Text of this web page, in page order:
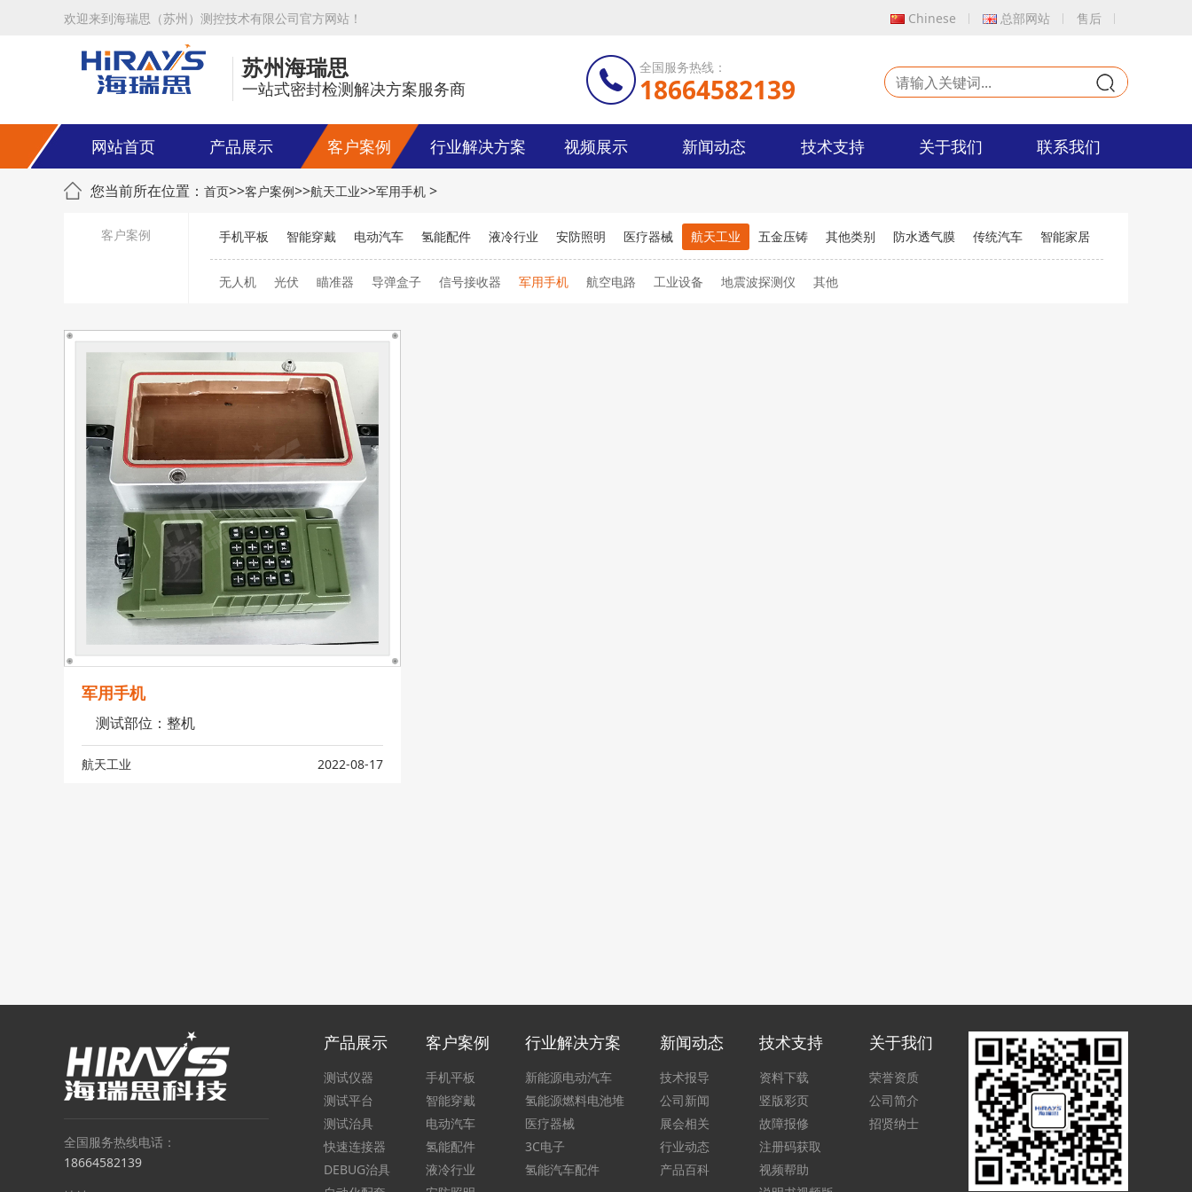
欢迎来到海瑞思（苏州）测控技术有限公司官方网站！ Chinese 总部网站 售后
苏州海瑞思
一站式密封检测解决方案服务商
全国服务热线：
18664582139
网站首页 产品展示 客户案例 行业解决方案 视频展示 新闻动态 技术支持 关于我们 联系我们
您当前所在位置： 首页>>客户案例>>航天工业>>军用手机 >
客户案例 手机平板 智能穿戴 电动汽车 氢能配件 液冷行业 安防照明 医疗器械 航天工业
无人机 光伏 瞄准器 导弹盒子 信号接收器 军用手机 航空电路 工业设备 地震波探测仪 其他
五金压铸 其他类别 防水透气膜 传统汽车 智能家居
军用手机
测试部位：整机
航天工业 2022-08-17
产品展示
测试仪器
测试平台
测试治具
快速连接器
DEBUG治具
客户案例
手机平板
智能穿戴
电动汽车
氢能配件
液冷行业
行业解决方案
新能源电动汽车
氢能源燃料电池堆
医疗器械
3C电子
氢能汽车配件
新闻动态
技术报导
公司新闻
展会相关
行业动态
产品百科
技术支持
资料下载
竖版彩页
故障报修
注册码获取
视频帮助
关于我们
荣誉资质
公司简介
招贤纳士
全国服务热线电话：
18664582139